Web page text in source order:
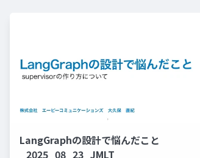
LangGraphの設計で悩んだこと
_2025_08_23_JMLT